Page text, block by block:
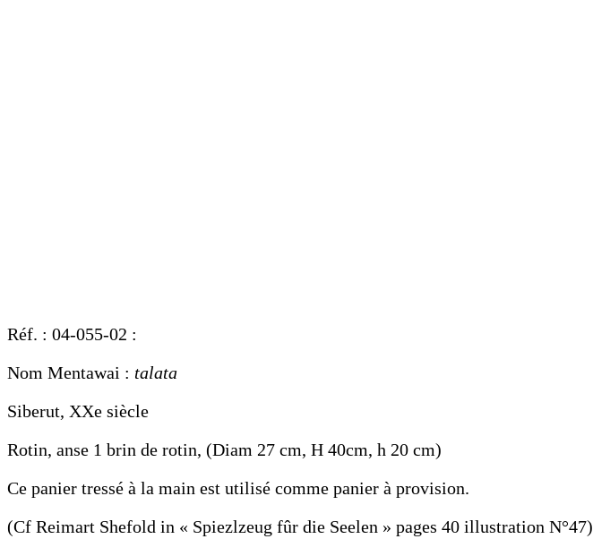
Réf. : 04-055-02 :
Nom Mentawai : talata
Siberut, XXe siècle
Rotin, anse 1 brin de rotin, (Diam 27 cm, H 40cm, h 20 cm)
Ce panier tressé à la main est utilisé comme panier à provision.
(Cf Reimart Shefold in « Spiezlzeug fûr die Seelen » pages 40 illustration N°47)